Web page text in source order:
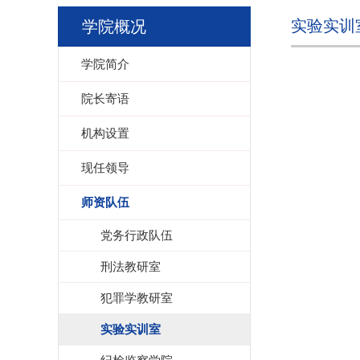
学院概况
学院简介
院长寄语
机构设置
现任领导
师资队伍
党务行政队伍
刑法教研室
犯罪学教研室
实验实训室
实验实训